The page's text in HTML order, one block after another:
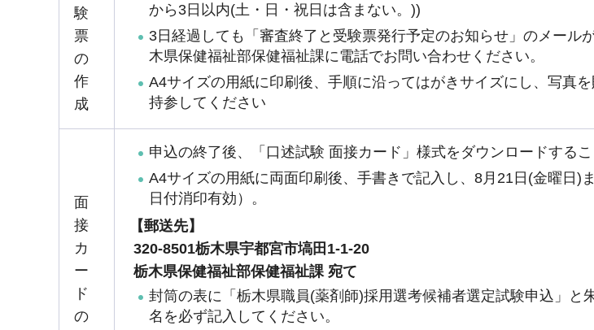
験
票
の
作
成
から3日以内(土・日・祝日は含まない。))
3日経過しても「審査終了と受験票発行予定のお知らせ」のメール
木県保健福祉部保健福祉課に電話でお問い合わせください。
A4サイズの用紙に印刷後、手順に沿ってはがきサイズにし、写真
持参してください
面
接
カ
ー
ド
の
申込の終了後、「口述試験 面接カード」様式をダウンロードするこ
A4サイズの用紙に両面印刷後、手書きで記入し、8月21日(金曜日)
日付消印有効）。
【郵送先】
320-8501栃木県宇都宮市塙田1-1-20
栃木県保健福祉部保健福祉課 宛て
封筒の表に「栃木県職員(薬剤師)採用選考候補者選定試験申込」と
名を必ず記入してください。